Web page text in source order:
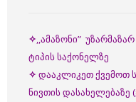
✧ ,,ამაზონი”
ტიპის საქონელზე
✧ დააკლიკეთ ქვემოთ
ნივთის